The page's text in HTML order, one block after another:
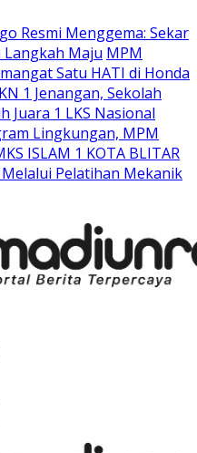
Resmi Menggema: Sekar
Maju MPM
Satu HATI di Honda
1 Jenangan, Sekolah
Juara 1 LKS Nasional
Lingkungan, MPM
ISLAM 1 KOTA BLITAR
Pelatihan Mekanik